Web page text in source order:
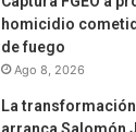
homicidio
de fuego
Ago 8, 2026
La
arranca Salomón